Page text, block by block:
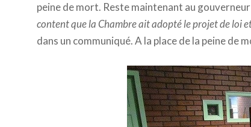
peine de mort. Reste maintenant au
content que la Chambre ait adopté le projet de loi
dans un communiqué. A la place de la peine de